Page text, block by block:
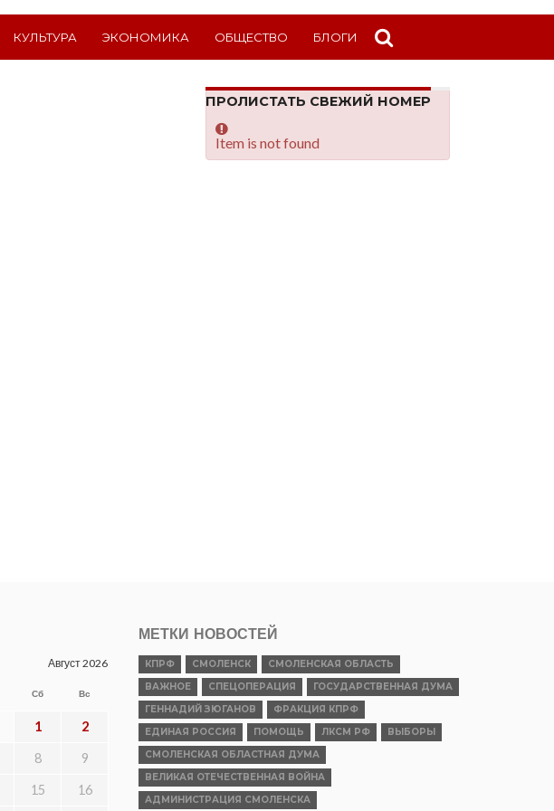
КУЛЬТУРА ЭКОНОМИКА ОБЩЕСТВО БЛОГИ
ПРОЛИСТАТЬ СВЕЖИЙ НОМЕР
Item is not found
Август 2026
Сб Вс
1 2
8 9
15 16
МЕТКИ НОВОСТЕЙ
КПРФ СМОЛЕНСК
СМОЛЕНСКАЯ ОБЛАСТЬ
ВАЖНОЕ
СПЕЦОПЕРАЦИЯ
ГОСУДАРСТВЕННАЯ ДУМА
ГЕННАДИЙ ЗЮГАНОВ
ФРАКЦИЯ КПРФ
ЕДИНАЯ РОССИЯ
ПОМОЩЬ ЛКСМ РФ
ВЫБОРЫ
СМОЛЕНСКАЯ ОБЛАСТНАЯ ДУМА
ВЕЛИКАЯ ОТЕЧЕСТВЕННАЯ ВОЙНА
АДМИНИСТРАЦИЯ СМОЛЕНСКА